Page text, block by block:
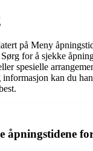
på Meny
for å sjekke
spesielle
kan du
åpningstidene